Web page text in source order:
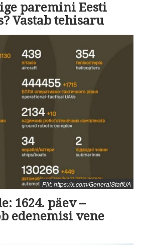
paremini Eesti
Vastab tehisaru
Pilt: https://x.com/GeneralStaffUA
1624. päev –
edenemisi vene